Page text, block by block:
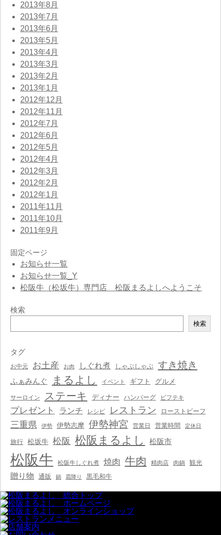
2013年8月
2013年7月
2013年6月
2013年5月
2013年4月
2013年3月
2013年2月
2013年1月
2012年12月
2012年11月
2012年7月
2012年6月
2012年5月
2012年4月
2012年3月
2012年2月
2012年1月
2011年11月
2011年10月
2011年9月
固定ページ
お知らせ一覧
お知らせ一覧_Y
松阪牛（松坂牛）専門店 松阪まるよしへようこそ
検索
索
検索
タグ
お中元 お土産 お肉 しぐれ煮 しゃぶしゃぶ すき焼き
ふぁみんぐ まるよし イベント ギフト グルメ
サーロイン ステーキ ディナー ハンバーグ ビフテキ
プレゼント ランチ レシピ レストラン ローストビーフ
三重県 伊勢 伊勢志摩 伊勢神宮 営業日 営業時間 定休日
旅行 松坂牛 松阪 松阪まるよし 松阪市
松阪牛 松阪牛しぐれ煮 焼肉 牛肉 精肉店 肉鍋 観光
贈り物 通販 鍋 霜降り 黒毛和牛